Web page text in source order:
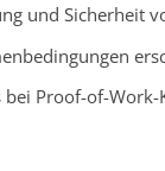
und Sicherheit
Proof-of-